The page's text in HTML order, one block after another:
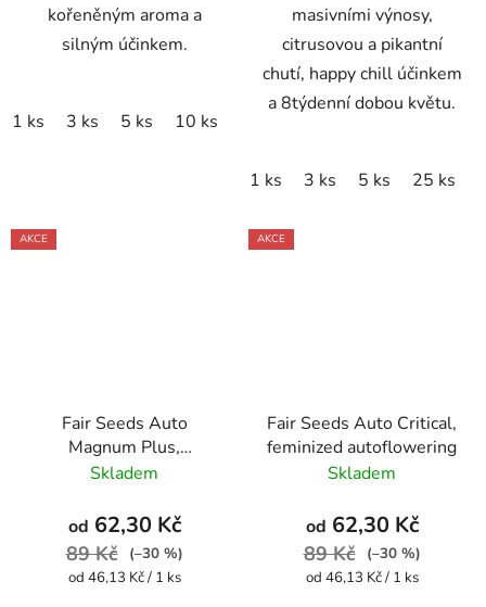
kořeněným aroma a
silným účinkem.
1 ks 3 ks 5 ks 10 ks
masivními výnosy,
citrusovou a pikantní
chutí, happy chill účinkem
a 8týdenní dobou květu.
1 ks 3 ks 5 ks 25 ks
AKCE
Fair Seeds Auto
Magnum Plus,
feminized autoflowering
Skladem
od 62,30 Kč
89 Kč
(–30 %)
Měrná
od 46,13 Kč / 1 ks
AKCE
Fair Seeds Auto Critical,
feminized autoflowering
Skladem
od 62,30 Kč
89 Kč
(–30 %)
Měrná
od 46,13 Kč / 1 ks